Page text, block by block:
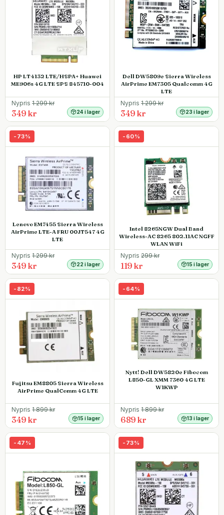
HP LT4132 LTE/HSPA+ Huawei
ME906s 4G LTE SPS 845710-004
Nypris 1 299kr
349 kr 24 i lager
Dell DW5809e Sierra Wireless
AirPrime EM7305 Qualcomm 4G
LTE
Nypris 1 299kr
349 kr 23 i lager
- 73%
Lenovo EM7455 Sierra Wireless
AirPrime LTE-A FRU 00JT547 4G
LTE
Nypris 1 299kr
349 kr 22 i lager
- 60%
Intel 8265NGW Dual Band
Wireless-AC 8265 802.11AC NGFF
WLAN WiFi
Nypris 299kr
119 kr 15 i lager
- 82%
Fujitsu EM8805 Sierra Wireless
AirPrime QualComm 4G LTE
Nypris 1 899kr
349 kr 15 i lager
- 64%
Nytt! Dell DW5820e Fibocom
L850-GL XMM 7360 4G LTE
W1KWP
Nypris 1 899kr
689 kr 13 i lager
- 47 % - 73%